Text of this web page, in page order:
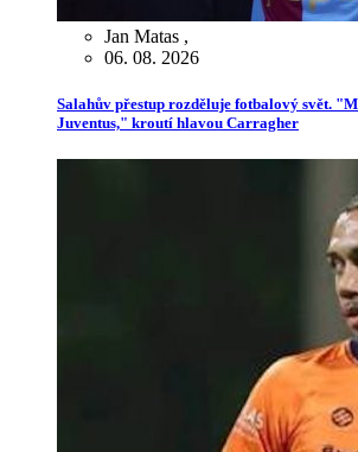
Jan Matas ,
06. 08. 2026
Salahův přestup rozděluje fotbalový svět.
Juventus," kroutí hlavou Carragher